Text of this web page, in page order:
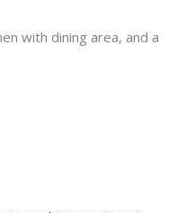
with dining area, and a